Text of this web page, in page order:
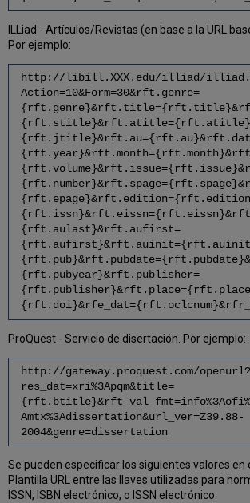
ILLiad - Artículos/Revistas (en base a la URL
Por ejemplo:
http://libill.XXX.edu/illiad/
Action=10&Form=30&rft.genre=
{rft.aulast}&rft.aufirst=
{rft.pubyear}&rft.publisher=
ProQuest - Servicio de disertación. Por ejemplo:
http://gateway.proquest.com/openurl?
res_dat=xri%3Apqm&title=
Amtx%3Adissertation&url_ver=Z39.88-
2004&genre=dissertation
Se pueden especificar los siguientes valores en
Plantilla URL entre las llaves utilizadas para
ISSN, ISBN electrónico, o ISSN electrónico: